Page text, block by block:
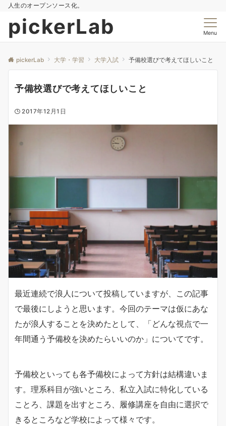
人生のオープンソース化。
pickerLab Menu
pickerLab 大学・学習 大学入試 予備校選びで考えてほしいこと
予備校選びで考えてほしいこと
2017年12月1日
最近連続で浪人について投稿していますが、この記事
で最後にしようと思います。今回のテーマは仮にあな
たが浪人することを決めたとして、「どんな視点で一
年間通う予備校を決めたらいいのか」についてです。
予備校といっても各予備校によって方針は結構違いま
す。理系科目が強いところ、私立入試に特化している
ことろ、課題を出すところ、履修講座を自由に選択で
きるところなど学校によって様々です。